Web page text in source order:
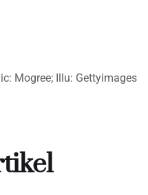
Mogree; Illu: Gettyimages